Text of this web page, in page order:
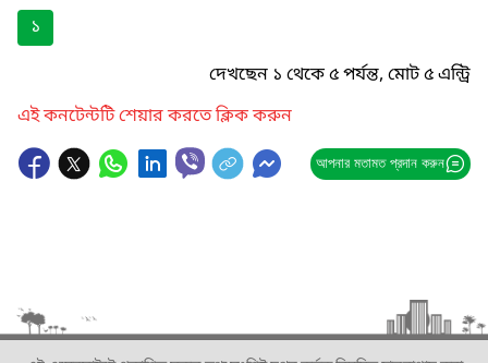
১
দেখছেন ১ থেকে ৫ পর্যন্ত, মোট ৫ এন্ট্রি
এই কনটেন্টটি শেয়ার করতে ক্লিক করুন
আপনার মতামত প্রদান করুন